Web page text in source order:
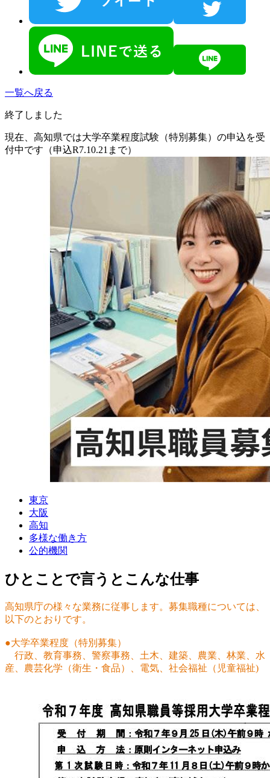
一覧へ戻る
終了しました
現在、高知県では大学卒業程度試験（特別募集）の申込を受
付中です（申込R7.10.21まで）
東京
大阪
高知
多様な働き方
公的機関
ひとことで言うとこんな仕事
高知県庁の様々な業務に従事します。募集職種については、
以下のとおりです。
●大学卒業程度（特別募集）
行政、教育事務、警察事務、土木、建築、農業、林業、水
産、農芸化学（衛生・食品）、電気、社会福祉（児童福祉)